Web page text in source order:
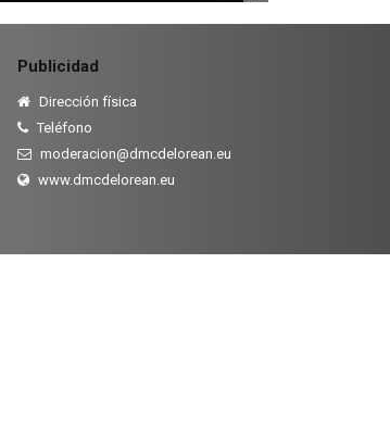
Publicidad
Dirección física
Teléfono
moderacion@dmcdelorean.eu
www.dmcdelorean.eu